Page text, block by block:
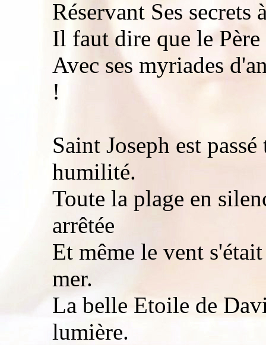
Réservant Ses secrets
Il faut dire que le
Avec ses myriades
!
Saint Joseph est
humilité.
Toute la plage en
arrêtée
Et même le vent
mer.
La belle Etoile de
lumière.